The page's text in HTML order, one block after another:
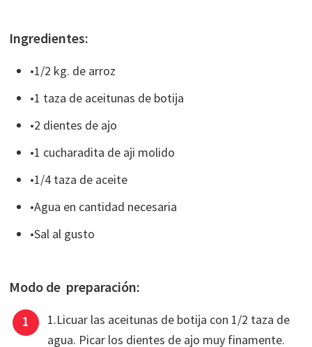
Ingredientes:
•1/2 kg. de arroz
•1 taza de aceitunas de botija
•2 dientes de ajo
•1 cucharadita de aji molido
•1/4 taza de aceite
•Agua en cantidad necesaria
•Sal al gusto
Modo de preparación:
1.Licuar las aceitunas de botija con 1/2 taza de
agua. Picar los dientes de ajo muy finamente.